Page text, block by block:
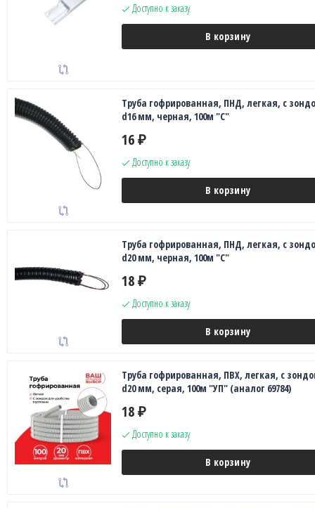
Доступно к заказу
В корзину
Труба гофрированная, ПНД, легкая, с
d16 мм, черная, 100м "С"
16 ₽
Доступно к заказу
В корзину
Труба гофрированная, ПНД, легкая, с
d20 мм, черная, 100м "С"
18 ₽
Доступно к заказу
В корзину
Труба гофрированная, ПВХ, легкая, с
d20 мм, серая, 100м "УП" (аналог 69784)
18 ₽
Доступно к заказу
В корзину